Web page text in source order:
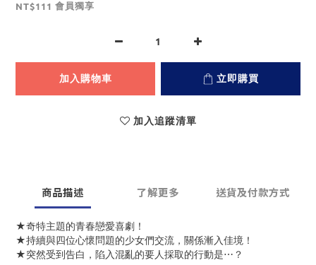
NT$111 會員獨享
加入購物車 立即購買
加入追蹤清單
商品描述 了解更多 送貨及付款方式
★奇特主題的青春戀愛喜劇！
★持續與四位心懷問題的少女們交流，關係漸入佳境！
★突然受到告白，陷入混亂的要人採取的行動是⋯？